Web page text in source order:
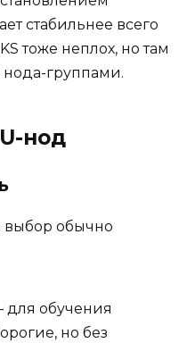
стабильнее всего
тоже неплох, но там
группами.
нод
выбор обычно
для обучения
но без